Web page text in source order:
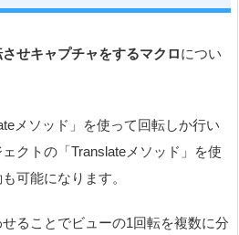
せキャプチャをするマクロについ
メソッド」を使って回転しか行い
クトの「Translateメソッド」を使
可能になります。
ることでビューの1回転を複数に分